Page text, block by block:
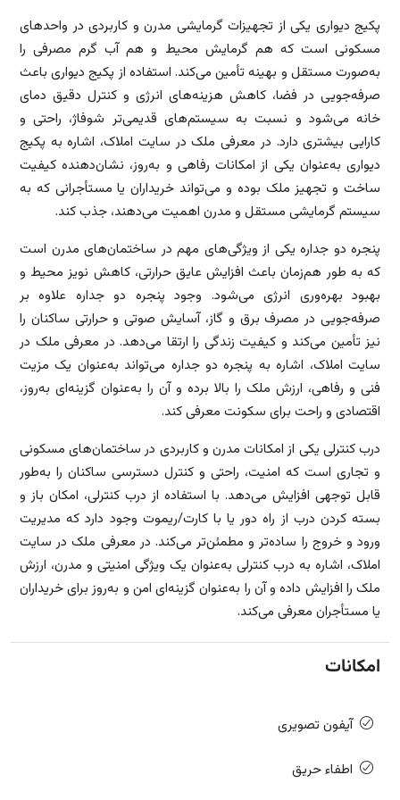
پکیج دیواری یکی از تجهیزات گرمایشی مدرن و کاربردی در واحدهای
مسکونی است که هم گرمایش محیط و هم آب گرم مصرفی را
به‌صورت مستقل و بهینه تأمین می‌کند. استفاده از پکیج دیواری باعث
صرفه‌جویی در فضا، کاهش هزینه‌های انرژی و کنترل دقیق دمای
خانه می‌شود و نسبت به سیستم‌های قدیمی‌تر شوفاژ، راحتی و
کارایی بیشتری دارد. در معرفی ملک در سایت املاک، اشاره به پکیج
دیواری به‌عنوان یکی از امکانات رفاهی و به‌روز، نشان‌دهنده کیفیت
ساخت و تجهیز ملک بوده و می‌تواند خریداران یا مستأجرانی که به
سیستم گرمایشی مستقل و مدرن اهمیت می‌دهند، جذب کند.
پنجره دو جداره یکی از ویژگی‌های مهم در ساختمان‌های مدرن است
که به طور هم‌زمان باعث افزایش عایق حرارتی، کاهش نویز محیط و
بهبود بهره‌وری انرژی می‌شود. وجود پنجره دو جداره علاوه بر
صرفه‌جویی در مصرف برق و گاز، آسایش صوتی و حرارتی ساکنان را
نیز تأمین می‌کند و کیفیت زندگی را ارتقا می‌دهد. در معرفی ملک در
سایت املاک، اشاره به پنجره دو جداره می‌تواند به‌عنوان یک مزیت
فنی و رفاهی، ارزش ملک را بالا برده و آن را به‌عنوان گزینه‌ای به‌روز،
اقتصادی و راحت برای سکونت معرفی کند.
درب کنترلی یکی از امکانات مدرن و کاربردی در ساختمان‌های مسکونی
و تجاری است که امنیت، راحتی و کنترل دسترسی ساکنان را به‌طور
قابل توجهی افزایش می‌دهد. با استفاده از درب کنترلی، امکان باز و
بسته کردن درب از راه دور یا با کارت/ریموت وجود دارد که مدیریت
ورود و خروج را ساده‌تر و مطمئن‌تر می‌کند. در معرفی ملک در سایت
املاک، اشاره به درب کنترلی به‌عنوان یک ویژگی امنیتی و مدرن، ارزش
ملک را افزایش داده و آن را به‌عنوان گزینه‌ای امن و به‌روز برای خریداران
یا مستأجران معرفی می‌کند.
امکانات
آیفون تصویری
اطفاء حریق